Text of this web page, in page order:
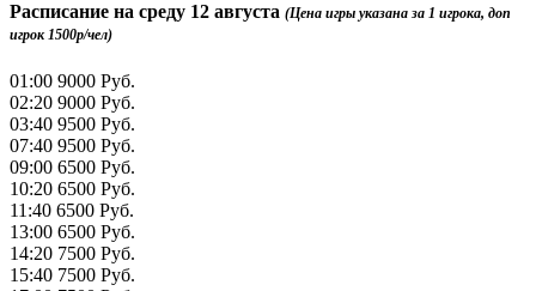
Расписание на среду 12 августа (Цена игры указана за 1 игрока, доп
игрок 1500р/чел)
01:00 9000 Руб.
02:20 9000 Руб.
03:40 9500 Руб.
07:40 9500 Руб.
09:00 6500 Руб.
10:20 6500 Руб.
11:40 6500 Руб.
13:00 6500 Руб.
14:20 7500 Руб.
15:40 7500 Руб.